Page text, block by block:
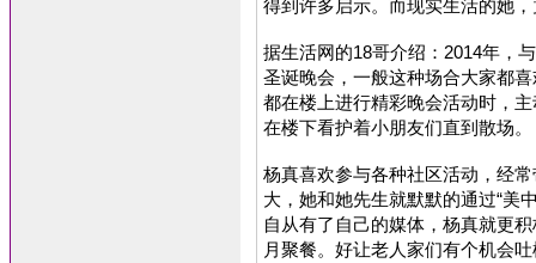
得到许多启示。而现实生活的她
据生活网的18哥介绍：2014年，
圣诞晚会，一般这种场合大家都
都在楼上进行精彩晚会活动时，
在楼下看护着小朋友们直到散场。
杨真喜欢参与各种社区活动，经
大，她和她先生就默默的通过“美
自从有了自己的媒体，杨真就更
月聚餐。好让老人家们有个机会